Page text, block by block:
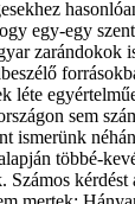
egy-egy
zarándokok
léte
sem
ismerünk
többé-
Számos